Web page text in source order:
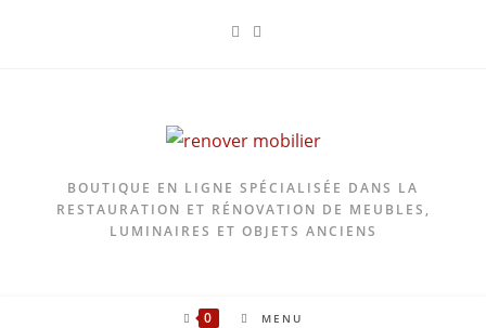
BOUTIQUE EN LIGNE SPÉCIALISÉE DANS LA
RESTAURATION ET RÉNOVATION DE MEUBLES,
LUMINAIRES ET OBJETS ANCIENS
0 MENU